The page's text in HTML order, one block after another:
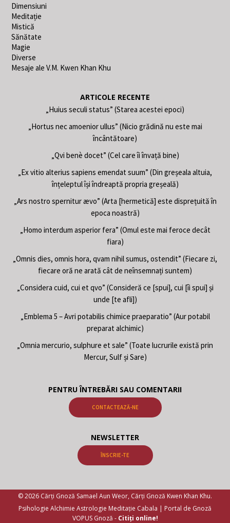
Dimensiuni
Meditație
Mistică
Sănătate
Magie
Diverse
Mesaje ale V.M. Kwen Khan Khu
ARTICOLE RECENTE
„Huius seculi status” (Starea acestei epoci)
„Hortus nec amoenior ullus” (Nicio grădină nu este mai
încântătoare)
„Qvi benè docet” (Cel care îi învață bine)
„Ex vitio alterius sapiens emendat suum” (Din greșeala altuia,
înțeleptul își îndreaptă propria greșeală)
„Ars nostro spernitur ævo” (Arta [hermetică] este disprețuită în
epoca noastră)
„Homo interdum asperior fera” (Omul este mai feroce decât
fiara)
„Omnis dies, omnis hora, qvam nihil sumus, ostendit” (Fiecare zi,
fiecare oră ne arată cât de neînsemnați suntem)
„Considera cuid, cui et qvo” (Consideră ce [spui], cui [îi spui] și
unde [te afli])
„Emblema 5 – Avri potabilis chimice praeparatio” (Aur potabil
preparat alchimic)
„Omnia mercurio, sulphure et sale” (Toate lucrurile există prin
Mercur, Sulf și Sare)
PENTRU ÎNTREBĂRI SAU COMENTARII
CONTACTEAZĂ-NE
NEWSLETTER
ÎNSCRIE-TE
© 2026 Cărți Gnoză Samael Aun Weor, Cărți Gnoză Kwen Khan Khu.
Psihologie Alchimie Astrologie Meditație Cabala | Portal de Gnoză
VOPUS Gnoză - Citiți online!